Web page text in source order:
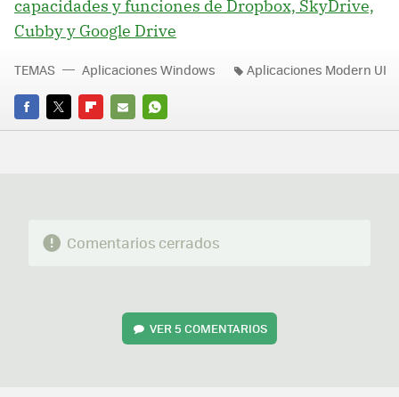
capacidades y funciones de Dropbox, SkyDrive,
Cubby y Google Drive
FACEBOOK
TWITTERFLIPBOARD
E-
WHATSAPP
TEMAS Aplicaciones Windows Aplicaciones Modern UI
Comentarios cerrados
VER5 COMENTARIOS